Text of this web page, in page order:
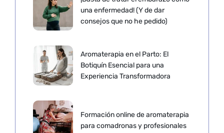
una enfermedad! (Y de dar
consejos que no he pedido)
Aromaterapia en el Parto: El
Botiquín Esencial para una
Experiencia Transformadora
Formación online de aromaterapia
para comadronas y profesionales